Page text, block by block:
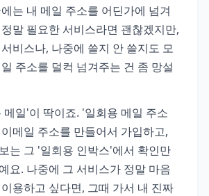
는 내 메일 주소를 어딘가에 넘겨
말 필요한 서비스라면 괜찮겠지만,
비스나, 나중에 쓸지 안 쓸지도 모
주소를 덜컥 넘겨주는 건 좀 망설
메일'이 딱이죠. '일회용 메일 주소
메일 주소를 만들어서 가입하고,
는 그 '일회용 인박스'에서 확인만
요. 나중에 그 서비스가 정말 마음
용하고 싶다면, 그때 가서 내 진짜